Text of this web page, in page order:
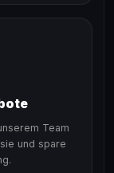
Team
und spare